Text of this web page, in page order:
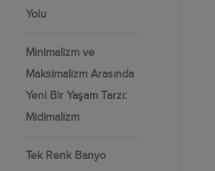
Yolu
Minimalizm ve
Maksimalizm Arasında
Yeni Bir Yaşam Tarzı:
Midimalizm
Tek Renk Banyo